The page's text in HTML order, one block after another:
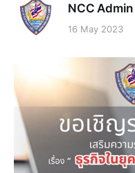
NCC Admin
16 May 2023